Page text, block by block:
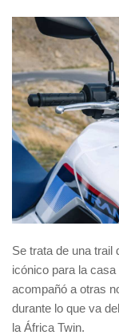
Se trata de una trail
icónico para la casa
acompañó a otras
durante lo que va
la África Twin.